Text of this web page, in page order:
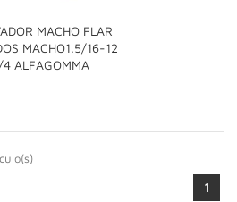
MACHO FLAR
MACHO1.5/16-12
4 ALFAGOMMA
1